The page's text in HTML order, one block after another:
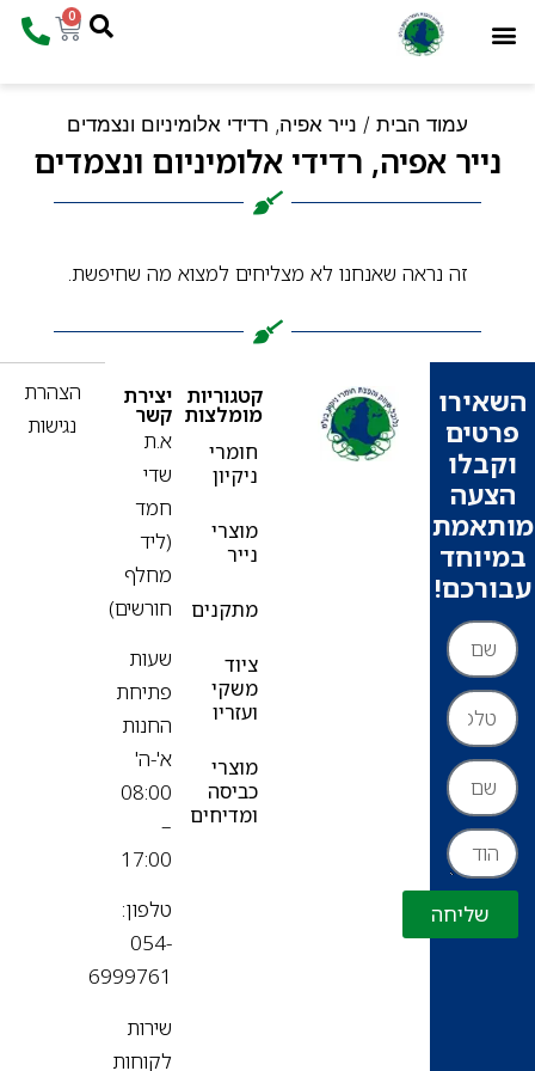
עמוד הבית / נייר אפיה, רדידי אלומיניום ונצמדים
אפיה, רדידי אלומיניום ונצמדים
זה נראה שאנחנו לא מצליחים למצוא מה שחיפשת.
שליחה
קטגוריות
מומלצות
חומרי
מוצרי
מתקנים
משקי
מוצרי
כביסה
ומדיחים
יצירת
קשר
שדי
(ליד
מחלף
חורשים)
פתיחת
החנות
א'-ה'
08:00
–
17:00
טלפון:
6999761
לקוחות
הצהרת
נגישות